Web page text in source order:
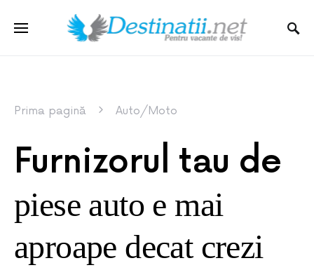
Prima pagină Auto/Moto
Furnizorul tau de
piese auto e mai
aproape decat crezi